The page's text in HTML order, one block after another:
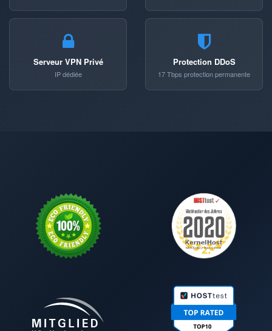
Serveur VPN Privé
IP dédiée
Protection DDoS
17 Tbps protection permanente